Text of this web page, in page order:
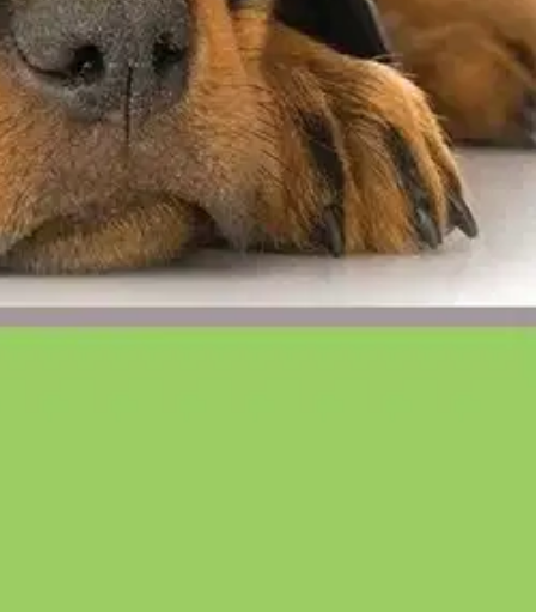
niin koiranomistajalle kuin koiran hankintaa suunnittelevalle.
lemmikin hyvinvoinnin ja terveen elämän. Opas tarjoaa
ja terveydestä.